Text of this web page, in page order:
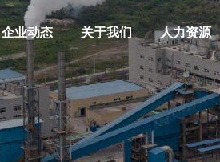
企业动态 关于我们 人力资源